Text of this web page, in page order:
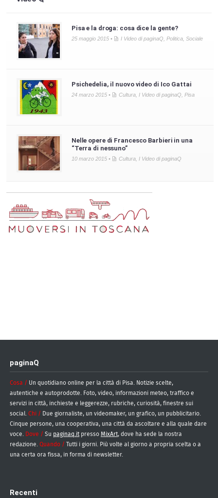
Pisa e la droga: cosa dice la gente?
25 maggio 2015 • I Video di paginaQ Politica, Sociale
Psichedelia, il nuovo video di Ico Gattai
24 marzo 2015 • Cultura, I Video di paginaQ Pisa
Nelle opere di Francesco Barbieri in una
“Terra di nessuno”
10 marzo 2015 • Cultura, I Video di paginaQ
paginaQ
Cosa / Un quotidiano online per la città di Pisa. Notizie scelte,
autentiche e autoprodotte. Foto, video, informazioni meteo, traffico e
servizi in città, inchieste e leggerezze, rubriche, curiosità, finestre sui
social. Chi /
Due giornaliste, un videomaker, un grafico, un pubblicitario.
Cinque persone, una cooperativa, una città da ascoltare e alla quale dare
voce.
Dove / Su paginaq.it presso MixArt, dove ha sede la nostra
redazione. Quando /
Tutti i giorni. Più volte al giorno a propria scelta o a
una certa ora fissa, in forma di newsletter.
Recenti